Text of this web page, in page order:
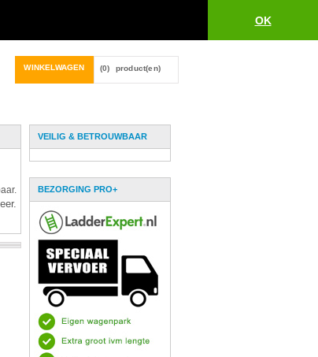
OK
WINKELWAGEN (0) product(en)
VEILIG & BETROUWBAAR
BEZORGING PRO+